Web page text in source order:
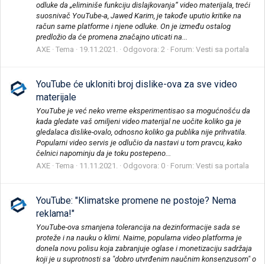
odluke da „eliminiše funkciju dislajkovanja“ video materijala, treći
suosnivač YouTube-a, Jawed Karim, je takođe uputio kritike na
račun same platforme i njene odluke. On je između ostalog
predložio da će promena značajno uticati na...
AXE Tema 19.11.2021. Odgovora: 2 Forum: Vesti sa portala
YouTube će ukloniti broj dislike-ova za sve video
materijale
YouTube je već neko vreme eksperimentisao sa mogućnošću da
kada gledate vaš omiljeni video materijal ne uočite koliko ga je
gledalaca dislike-ovalo, odnosno koliko ga publika nije prihvatila.
Popularni video servis je odlučio da nastavi u tom pravcu, kako
čelnici napominju da je toku postepeno...
AXE Tema 11.11.2021. Odgovora: 0 Forum: Vesti sa portala
YouTube: "Klimatske promene ne postoje? Nema
reklama!"
YouTube-ova smanjena tolerancija na dezinformacije sada se
proteže i na nauku o klimi. Naime, popularna video platforma je
donela novu polisu koja zabranjuje oglase i monetizaciju sadržaja
koji je u suprotnosti sa "dobro utvrđenim naučnim konsenzusom" o